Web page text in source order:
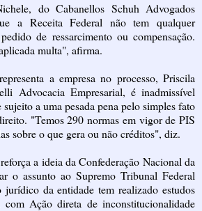
do Cabanellos Schuh Advogados
a Receita Federal não tem qualquer
de ressarcimento ou compensação.
multa", afirma.
a empresa no processo, Priscila
Advocacia Empresarial, é inadmissível
a uma pesada pena pelo simples fato
"Temos 290 normas em vigor de PIS
sobre o que gera ou não créditos", diz.
a ideia da Confederação Nacional da
o assunto ao Supremo Tribunal Federal
da entidade tem realizado estudos
com Açãodireta de inconstitucionalidade